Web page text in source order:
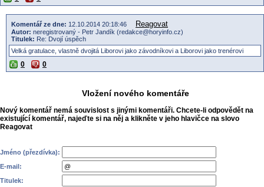
Komentář ze dne: 12.10.2014 20:18:46 Reagovat
Autor: neregistrovaný - Petr Jandík (redakce@horyinfo.cz)
Titulek: Re: Dvojí úspěch
Velká gratulace, vlastně dvojitá Liborovi jako závodníkovi a Liborovi jako trenérovi
0 0
Vložení nového komentáře
Nový komentář nemá souvislost s jinými komentáři. Chcete-li odpovědět na
existující komentář, najeďte si na něj a klikněte v jeho hlavičce na slovo
Reagovat
Jméno (přezdívka):
E-mail:
Titulek: